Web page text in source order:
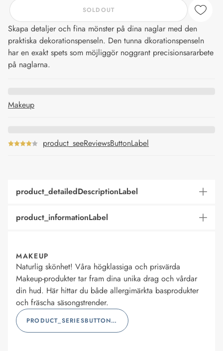
SOLDOUT
Skapa detaljer och fina mönster på dina naglar med den
praktiska dekorationspenseln. Den tunna dkorationspenseln
har en exakt spets som möjliggör noggrant precisionsararbete
på naglarna.
Makeup
product_seeReviewsButtonLabel
product_detailedDescriptionLabel
product_informationLabel
MAKEUP
Naturlig skönhet! Våra högklassiga och prisvärda
Makeup-produkter tar fram dina unika drag och vårdar
din hud. Här hittar du både allergimärkta basprodukter
och fräscha säsongstrender.
PRODUCT_SERIESBUTTONLABEL